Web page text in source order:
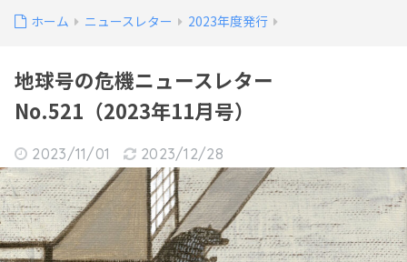
ホーム ニュースレター 2023年度発行
地球号の危機ニュースレター
No.521（2023年11月号）
2023/11/01 2023/12/28